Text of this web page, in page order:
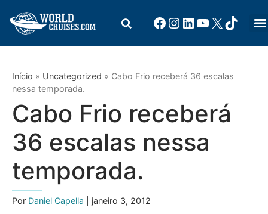
Início » Uncategorized » Cabo Frio receberá 36 escalas
nessa temporada.
Cabo Frio receberá
36 escalas nessa
temporada.
Por Daniel Capella | janeiro 3, 2012